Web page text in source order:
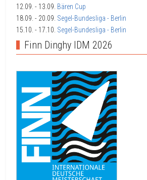
12.09. - 13.09. Bären Cup
18.09. - 20.09. Segel-Bundesliga - Berlin
15.10. - 17.10. Segel-Bundesliga - Berlin
Finn Dinghy IDM 2026